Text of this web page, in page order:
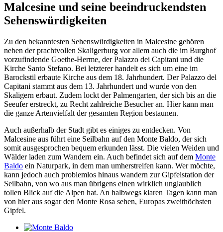
Malcesine und seine beeindruckendsten
Sehenswürdigkeiten
Zu den bekanntesten Sehenswürdigkeiten in Malcesine gehören
neben der prachtvollen Skaligerburg vor allem auch die im Burghof
vorzufindende Goethe-Herme, der Palazzo dei Capitani und die
Kirche Santo Stefano. Bei letzterer handelt es sich um eine im
Barockstil erbaute Kirche aus dem 18. Jahrhundert. Der Palazzo del
Capitani stammt aus dem 13. Jahrhundert und wurde von den
Skaligern erbaut. Zudem lockt der Palmengarten, der sich bis an die
Seeufer erstreckt, zu Recht zahlreiche Besucher an. Hier kann man
die ganze Artenvielfalt der gesamten Region bestaunen.
Auch außerhalb der Stadt gibt es einiges zu entdecken. Von
Malcesine aus führt eine Seilbahn auf den Monte Baldo, der sich
somit ausgesprochen bequem erkunden lässt. Die vielen Weiden und
Wälder laden zum Wandern ein. Auch befindet sich auf dem Monte
Baldo ein Naturpark, in dem man umherstreifen kann. Wer möchte,
kann jedoch auch problemlos hinaus wandern zur Gipfelstation der
Seilbahn, von wo aus man übrigens einen wirklich unglaublich
tollen Blick auf die Alpen hat. An halbwegs klaren Tagen kann man
von hier aus sogar den Monte Rosa sehen, Europas zweithöchsten
Gipfel.